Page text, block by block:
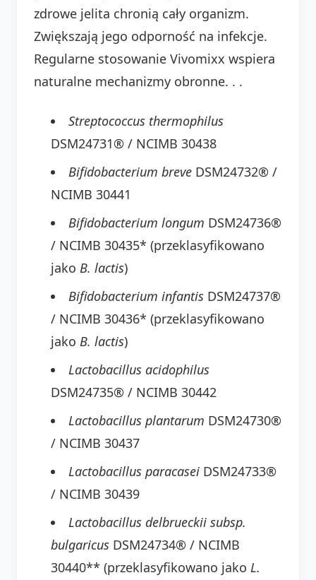
zdrowe jelita chronią cały organizm.
Zwiększają jego odporność na infekcje.
Regularne stosowanie Vivomixx wspiera
naturalne mechanizmy obronne. . .
Streptococcus thermophilus
DSM24731® / NCIMB 30438
Bifidobacterium breve DSM24732® /
NCIMB 30441
Bifidobacterium longum DSM24736®
/ NCIMB 30435* (przeklasyfikowano
jako B. lactis)
Bifidobacterium infantis DSM24737®
/ NCIMB 30436* (przeklasyfikowano
jako B. lactis)
Lactobacillus acidophilus
DSM24735® / NCIMB 30442
Lactobacillus plantarum DSM24730®
/ NCIMB 30437
Lactobacillus paracasei DSM24733®
/ NCIMB 30439
Lactobacillus delbrueckii subsp.
bulgaricus DSM24734® / NCIMB
30440** (przeklasyfikowano jako L.